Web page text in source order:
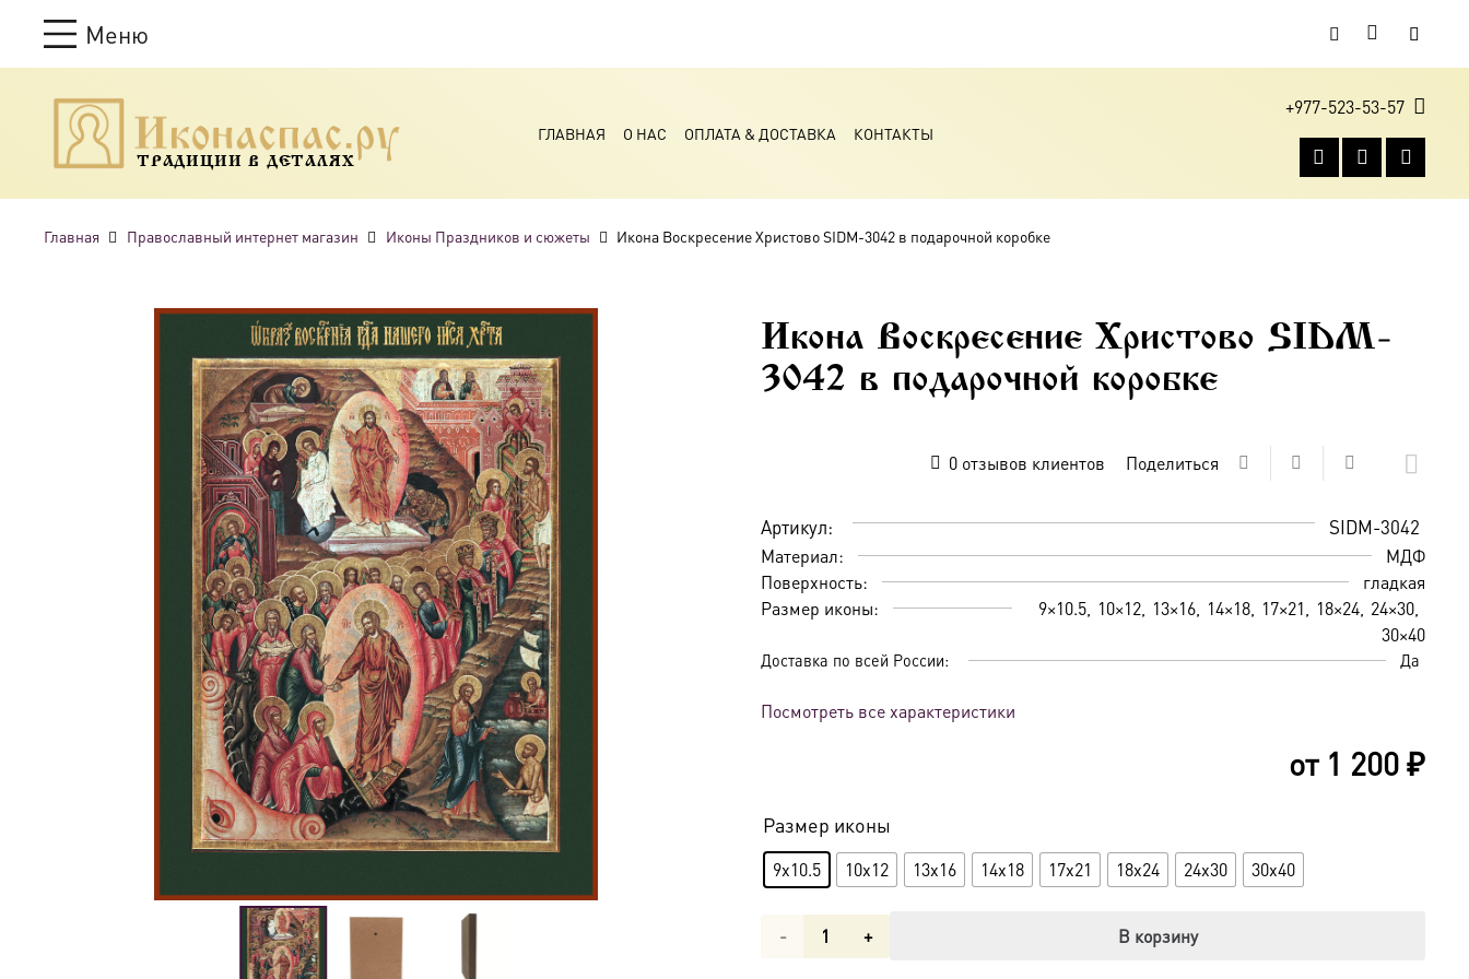
Меню
ТРАДИЦИИ В ДЕТАЛЯХ
ГЛАВНАЯ О НАС ОПЛАТА & ДОСТАВКА КОНТАКТЫ
+977-523-53-57
Главная Православный интернет магазин Иконы Праздников и сюжеты Икона Воскресение Христово SIDM-3042 в подарочной коробке
Икона Воскресение Христово SIDM-
3042 в подарочной коробке
0отзывов клиентов Поделиться
Артикул: SIDM-3042
Материал:
МДФ
Поверхность:
гладкая
Размер иконы:
9×10.5 10×12 13×16 14×18 17×21 18×24 24×30
30×40
Доставка по всей России: Да
Посмотреть все характеристики
от 1 200₽
Размер иконы
9x10.5 10x12 13x16 14x18 17x21 18x24 24x30 30x40
Количество
В корзину